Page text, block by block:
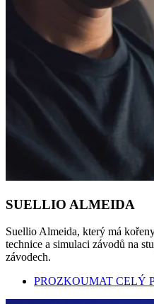
SUELLIO ALMEIDA
Suellio Almeida, který má
technice a simulaci závodů na
závodech.
PROZKOUMAT CELÝ